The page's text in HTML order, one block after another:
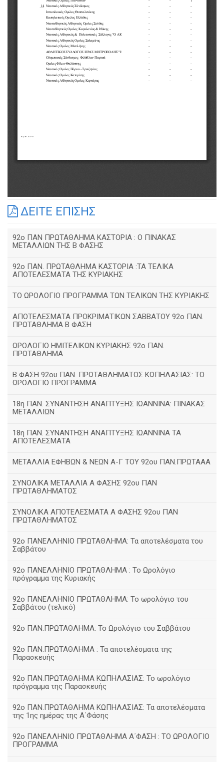
ΔΕΙΤΕ ΕΠΙΣΗΣ
92o ΠΑΝ ΠΡΩΤΑΘΛΗΜΑ ΚΑΣΤΟΡΙΑ : Ο ΠΙΝΑΚΑΣ
ΜΕΤΑΛΛΙΩΝ ΤΗΣ Β ΦΑΣΗΣ
92ο ΠΑΝ. ΠΡΩΤΑΘΛΗΜΑ ΚΑΣΤΟΡΙΑ :ΤΑ ΤΕΛΙΚΑ
ΑΠΟΤΕΛΕΣΜΑΤΑ ΤΗΣ ΚΥΡΙΑΚΗΣ
ΤΟ ΩΡΟΛΟΓΙΟ ΠΡΟΓΡΑΜΜΑ ΤΩΝ ΤΕΛΙΚΩΝ ΤΗΣ ΚΥΡΙΑΚΗΣ
ΑΠΟΤΕΛΕΣΜΑΤΑ ΠΡΟΚΡΙΜΑΤΙΚΩΝ ΣΑΒΒΑΤΟΥ 92o ΠΑΝ.
ΠΡΩΤΑΘΛΗΜΑ Β ΦΑΣΗ
ΩΡΟΛΟΓΙΟ ΗΜΙΤΕΛΙΚΩΝ ΚΥΡΙΑΚΗΣ 92ο ΠΑΝ.
ΠΡΩΤΑΘΛΗΜΑ
Β ΦΑΣΗ 92ου ΠΑΝ. ΠΡΩΤΑΘΛΗΜΑΤΟΣ ΚΩΠΗΛΑΣΙΑΣ: ΤΟ
ΩΡΟΛΟΓΙΟ ΠΡΟΓΡΑΜΜΑ
18η ΠΑΝ. ΣΥΝΑΝΤΗΣΗ ΑΝΑΠΤΥΞΗΣ ΙΩΑΝΝΙΝΑ: ΠΙΝΑΚΑΣ
ΜΕΤΑΛΛΙΩΝ
18η ΠΑΝ. ΣΥΝΑΝΤΗΣΗ ΑΝΑΠΤΥΞΗΣ ΙΩΑΝΝΙΝΑ ΤΑ
ΑΠΟΤΕΛΕΣΜΑΤΑ
ΜΕΤΑΛΛΙΑ ΕΦΗΒΩΝ & ΝΕΩΝ Α-Γ ΤΟΥ 92ου ΠΑΝ.ΠΡΩΤΑΑΑ
ΣΥΝΟΛΙΚΑ ΜΕΤΑΛΛΙΑ Α ΦΑΣΗΣ 92ου ΠΑΝ
ΠΡΩΤΑΘΛΗΜΑΤΟΣ
ΣΥΝΟΛΙΚΑ ΑΠΟΤΕΛΕΣΜΑΤΑ Α ΦΑΣΗΣ 92ου ΠΑΝ
ΠΡΩΤΑΘΛΗΜΑΤΟΣ
92ο ΠΑΝΕΛΛΗΝΙΟ ΠΡΩΤΑΘΛΗΜΑ: Τα αποτελέσματα του
Σαββάτου
92ο ΠΑΝΕΛΛΗΝΙΟ ΠΡΩΤΑΘΛΗΜΑ : Το Ωρολόγιο
πρόγραμμα της Κυριακής
92ο ΠΑΝΕΛΛΗΝΙΟ ΠΡΩΤΑΘΛΗΜΑ: Το ωρολόγιο του
Σαββάτου (τελικό)
92ο ΠΑΝ.ΠΡΩΤΑΘΛΗΜΑ: Το Ωρολόγιο του Σαββάτου
92ο ΠΑΝ.ΠΡΩΤΑΘΛΗΜΑ : Τα αποτελέσματα της
Παρασκευής
92o ΠΑΝ.ΠΡΩΤΑΘΛΗΜΑ ΚΩΠΗΛΑΣΙΑΣ: Το ωρολόγιο
πρόγραμμα της Παρασκευής
92ο ΠΑΝ.ΠΡΩΤΑΘΛΗΜΑ ΚΩΠΗΛΑΣΙΑΣ: Τα αποτελέσματα
της 1ης ημέρας της Α΄Φάσης
92ο ΠΑΝΕΛΛΗΝΙΟ ΠΡΩΤΑΘΛΗΜΑ Α΄ΦΑΣΗ : ΤΟ ΩΡΟΛΟΓΙΟ
ΠΡΟΓΡΑΜΜΑ